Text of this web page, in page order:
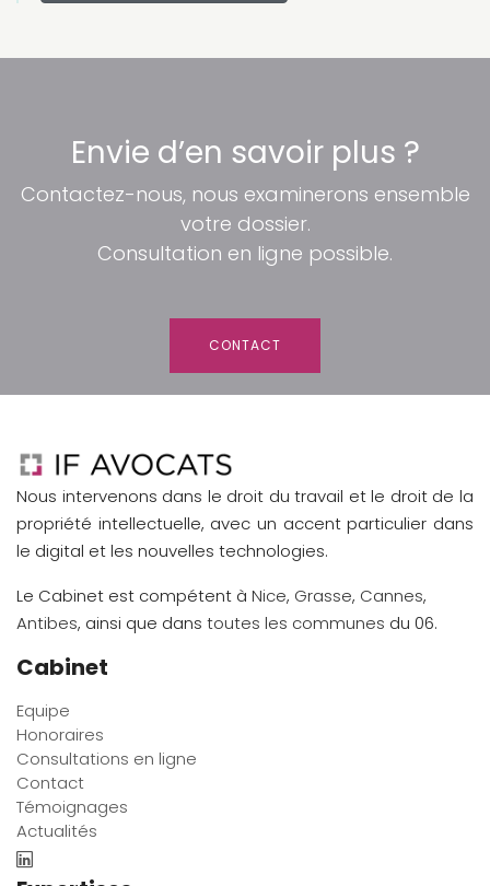
Envie d’en savoir plus ?
Contactez-nous, nous examinerons ensemble
votre dossier.
Consultation en ligne possible.
CONTACT
Nous intervenons dans le droit du travail et le droit de la
propriété intellectuelle, avec un accent particulier dans
le digital et les nouvelles technologies.
Le Cabinet est compétent à Nice, Grasse, Cannes,
Antibes, ainsi que dans toutes les communes du 06.
Cabinet
Equipe
Honoraires
Consultations en ligne
Contact
Témoignages
Actualités